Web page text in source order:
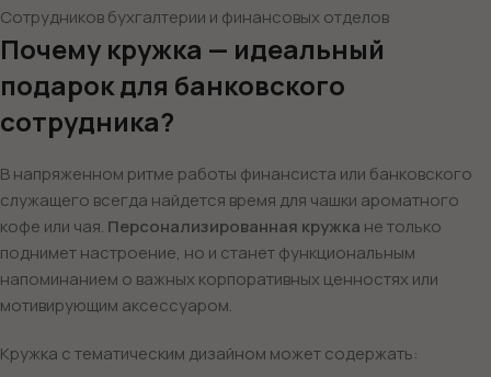
Сотрудников бухгалтерии и финансовых отделов
Почему кружка — идеальный
подарок для банковского
сотрудника?
В напряженном ритме работы финансиста или банковского
служащего всегда найдется время для чашки ароматного
кофе или чая. Персонализированная кружка не только
поднимет настроение, но и станет функциональным
напоминанием о важных корпоративных ценностях или
мотивирующим аксессуаром.
Кружка с тематическим дизайном может содержать: